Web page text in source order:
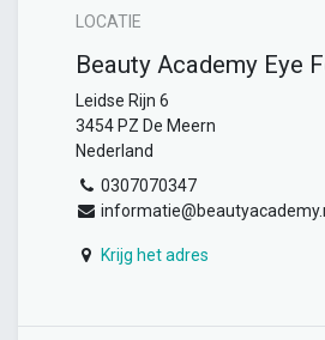
LOCATIE
Beauty Academy Eye
Leidse Rijn 6
3454 PZ De Meern
Nederland
0307070347
Krijg het adres